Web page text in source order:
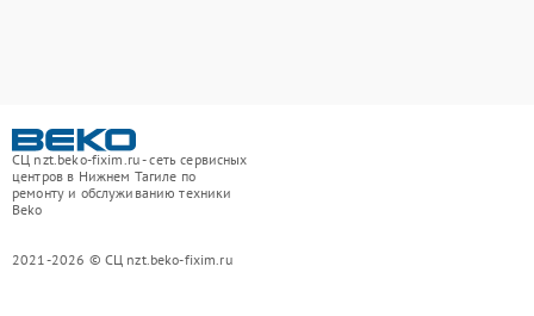
СЦ nzt.beko-fixim.ru - сеть сервисных
центров в Нижнем Тагиле по
ремонту и обслуживанию техники
Beko
2021-2026 © СЦ nzt.beko-fixim.ru